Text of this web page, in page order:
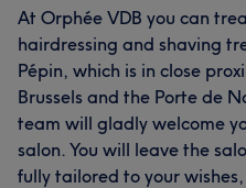
At Orphée VDB you can
hairdressing and shaving
Pépin, which is in close
Brussels and the Porte de
team will gladly welcome
salon. You will leave the
fully tailored to your